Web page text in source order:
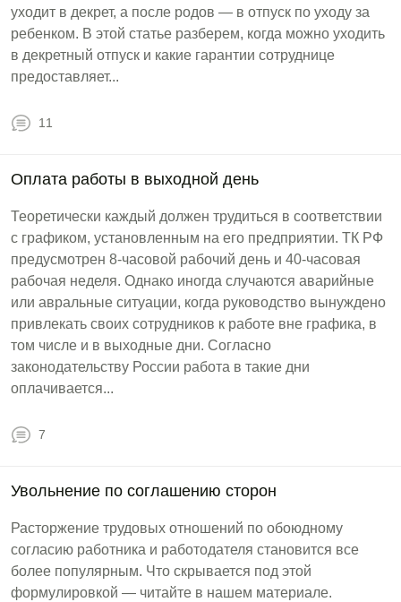
уходит в декрет, а после родов — в отпуск по уходу за
ребенком. В этой статье разберем, когда можно уходить
в декретный отпуск и какие гарантии сотруднице
предоставляет...
11
Оплата работы в выходной день
Теоретически каждый должен трудиться в соответствии
с графиком, установленным на его предприятии. ТК РФ
предусмотрен 8-часовой рабочий день и 40-часовая
рабочая неделя. Однако иногда случаются аварийные
или авральные ситуации, когда руководство вынуждено
привлекать своих сотрудников к работе вне графика, в
том числе и в выходные дни. Согласно
законодательству России работа в такие дни
оплачивается...
7
Увольнение по соглашению сторон
Расторжение трудовых отношений по обоюдному
согласию работника и работодателя становится все
более популярным. Что скрывается под этой
формулировкой — читайте в нашем материале.